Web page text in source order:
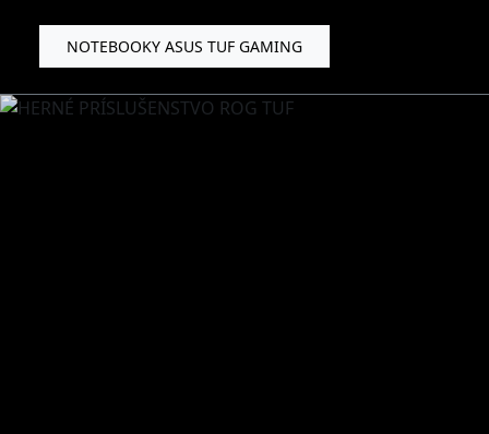
NOTEBOOKY ASUS TUF GAMING